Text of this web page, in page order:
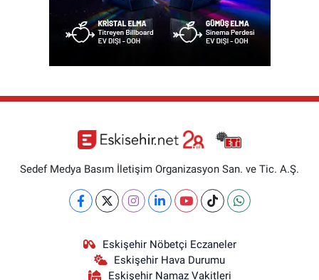
Sedef Medya Basım İletişim Organizasyon San. ve Tic. A.Ş.
Eskişehir Nöbetçi Eczaneler
Eskişehir Hava Durumu
Eskişehir Namaz Vakitleri